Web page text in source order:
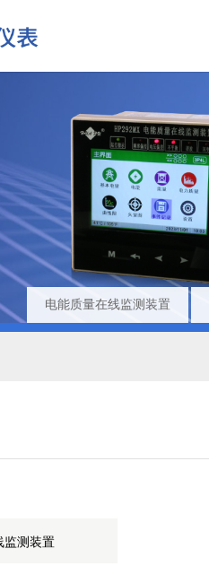
电能质量在线监测装置
监测装置